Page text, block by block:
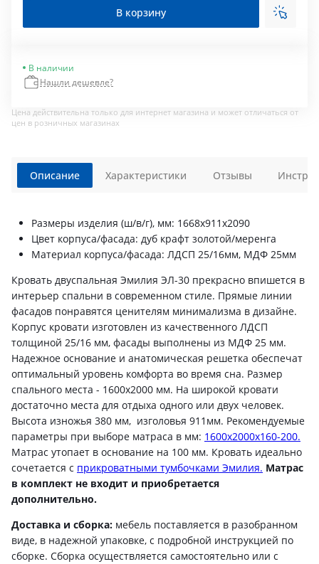
В корзину
В наличии
Нашли дешевле?
Цена действительна только для интернет магазина и может отличаться от
цен в розничных магазинах
Описание
Размеры изделия (ш/в/г), мм: 1668x911x2090
Цвет корпуса/фасада: дуб крафт золотой/меренга
Материал корпуса/фасада: ЛДСП 25/16мм, МДФ 25мм
Кровать двуспальная Эмилия ЭЛ-30 прекрасно впишется в
интерьер спальни в современном стиле. Прямые линии
фасадов понравятся ценителям минимализма в дизайне.
Корпус кровати изготовлен из качественного ЛДСП
толщиной 25/16 мм, фасады выполнены из МДФ 25 мм.
Надежное основание и анатомическая решетка обеспечат
оптимальный уровень комфорта во время сна. Размер
спального места - 1600х2000 мм. На широкой кровати
достаточно места для отдыха одного или двух человек.
Высота изножья 380 мм, изголовья 911мм. Рекомендуемые
параметры при выборе матраса в мм: 1600х2000х160-200.
Матрас утопает в основание на 100 мм. Кровать идеально
сочетается с прикроватными тумбочками Эмилия. Матрас
в комплект не входит и приобретается
дополнительно.
Доставка и сборка: мебель поставляется в разобранном
виде, в надежной упаковке, с подробной инструкцией по
сборке. Сборка осуществляется самостоятельно или с
Характеристики Отзывы